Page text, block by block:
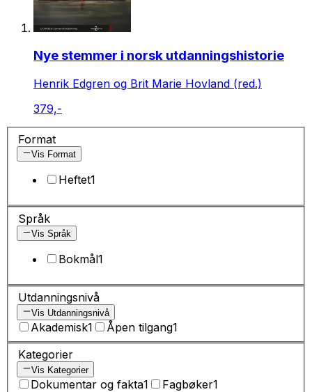
Nye stemmer i norsk utdanningshistorie
Henrik Edgren og Brit Marie Hovland (red.)
379,-
Format
Vis Format
Heftet1
Språk
Vis Språk
Bokmål1
Utdanningsnivå
Vis Utdanningsnivå
Akademisk1 Åpen tilgang1
Kategorier
Vis Kategorier
Dokumentar og fakta1 Fagbøker1